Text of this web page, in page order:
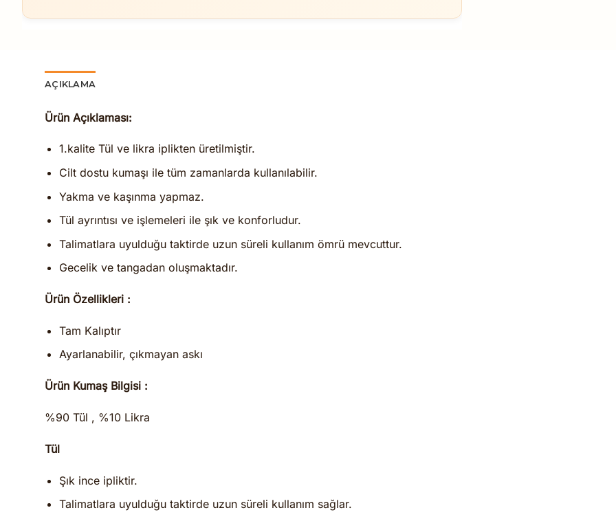
AÇIKLAMA
Ürün Açıklaması:
1.kalite Tül ve likra iplikten üretilmiştir.
Cilt dostu kumaşı ile tüm zamanlarda kullanılabilir.
Yakma ve kaşınma yapmaz.
Tül ayrıntısı ve işlemeleri ile şık ve konforludur.
Talimatlara uyulduğu taktirde uzun süreli kullanım ömrü mevcuttur.
Gecelik ve tangadan oluşmaktadır.
Ürün Özellikleri :
Tam Kalıptır
Ayarlanabilir, çıkmayan askı
Ürün Kumaş Bilgisi :
%90 Tül , %10 Likra
Tül
Şık ince ipliktir.
Talimatlara uyulduğu taktirde uzun süreli kullanım sağlar.